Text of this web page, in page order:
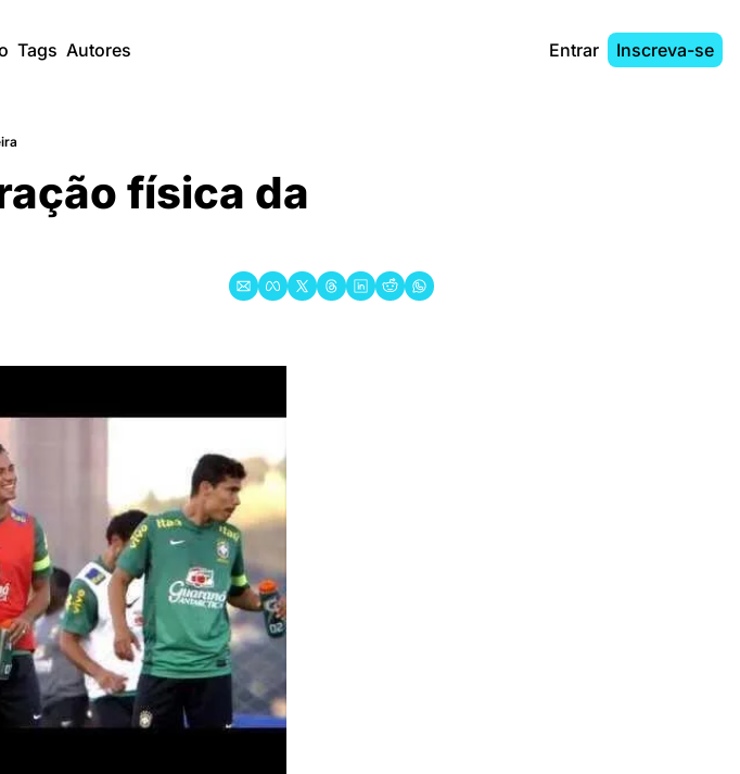
Tags Autores Entrar Inscreva-se
física da